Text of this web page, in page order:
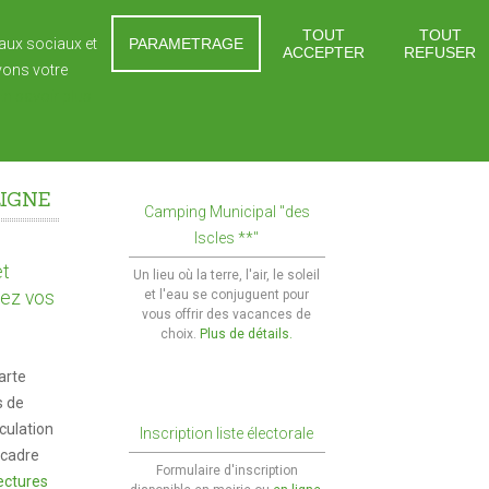
Marchés et foires
Cimetières
Intercommunalité
Maison de services au public
JEUNESSE
élémentaire
scolaire
SOLIDARITÉS
Le CLIC
Camping Municipal "des
Iscles **"
Un lieu où la terre, l'air, le soleil
et l'eau se conjuguent pour
vous offrir des vacances de
choix. Plus de détails.
Inscription liste électorale
Formulaire d'inscription
vos
de
sociaux et
votre
PARAMETRAGE
TOUT
ACCEPTER
TOUT
REFUSER